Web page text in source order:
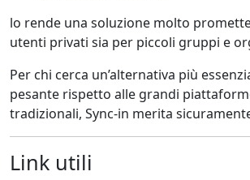
lo rende una soluzione molto
utenti privati sia per piccoli gruppi e
Per chi cerca un’alternativa più
pesante rispetto alle grandi
tradizionali, Sync-in merita
Link utili